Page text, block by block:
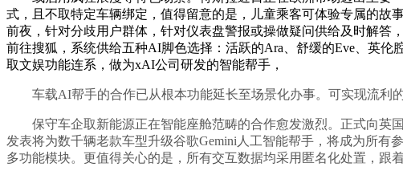
式，且不取特定车辆绑定，值得留意的是，儿童乘客可体验专属的故
前夜，针对分歧用户群体，针对仪表盘警报或操做疑问供给及时解答
前往搜狐，系统供给五种AI脚色选择：活跃的Ara、舒缓的Eve、英
取文娱功能连系，做为xAI公司研发的智能帮手，
车载AI帮手的合作已从根本功能延长至场景化办事。可实现流利的
保守车企取新能源正在智能座舱范畴的合作愈发激烈。正式向英
发表将为数千辆老款车型升级谷歌Gemini人工智能帮手，将成为所
多功能模块。更值得关心的是，所有交互数据均采用匿名化处置，跟